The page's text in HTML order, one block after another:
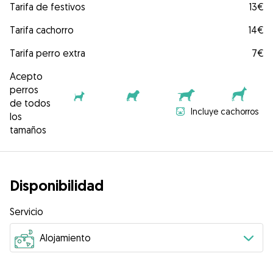
Tarifa de festivos
13€
Tarifa cachorro
14€
Tarifa perro extra
7€
Acepto
perros
de todos
los
tamaños
Incluye cachorros
Disponibilidad
Servicio